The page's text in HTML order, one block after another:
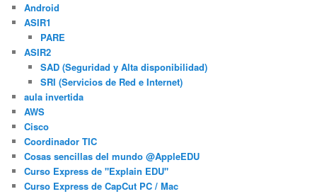
Android
ASIR1
PARE
ASIR2
SAD (Seguridad y Alta disponibilidad)
SRI (Servicios de Red e Internet)
aula invertida
AWS
Cisco
Coordinador TIC
Cosas sencillas del mundo @AppleEDU
Curso Express de "Explain EDU"
Curso Express de CapCut PC / Mac